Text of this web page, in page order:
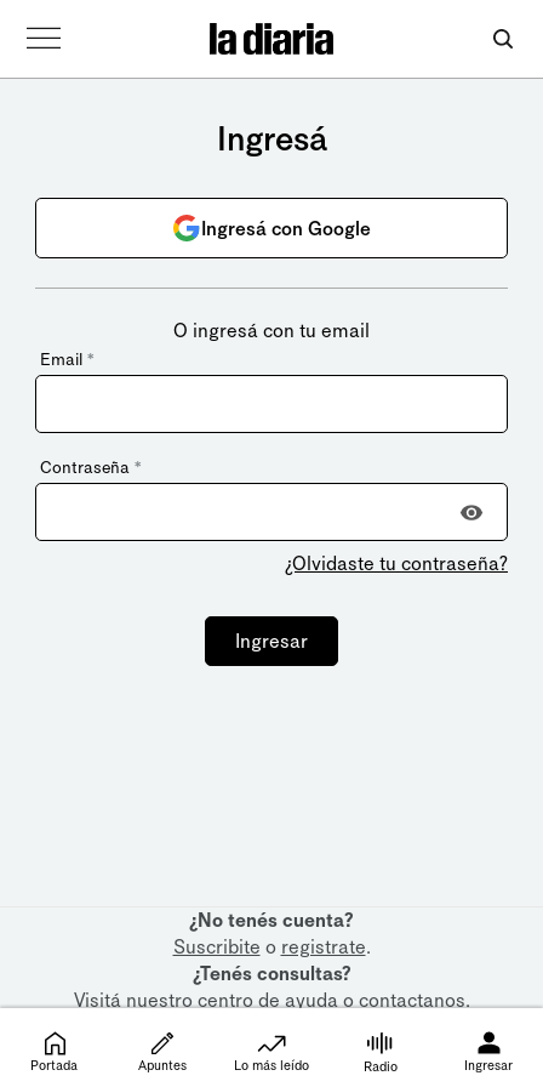
Ingresá
Ingresá con Google
O ingresá con tu email
Email *
Contraseña *
¿Olvidaste tu contraseña?
Ingresar
¿No tenés cuenta?
Suscribite o registrate.
¿Tenés consultas?
Visitá nuestrocentro de ayudaocontactanos.
Portada Apuntes Lo más leído Radio Ingresar